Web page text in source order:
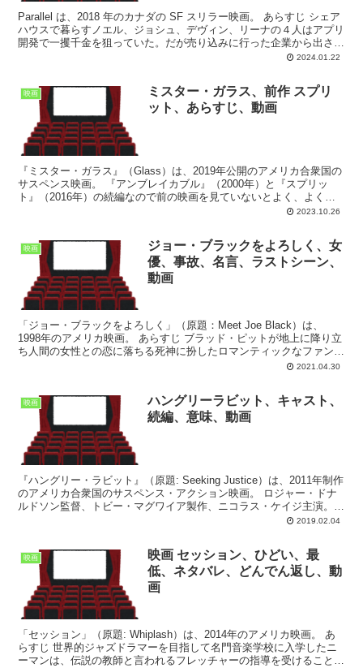
Parallel は、2018 年のカナダの SF スリラー映画。 あらすじ シェア
ハウスで暮らすノエル、ジョシュ、デヴィン、リーナの４人はアプリ
開発で一攫千金を狙っていた。だが売り込みに行った企業から出され
2024.01.22
映画
ミスター・ガラス、前作 スプリ
ット、あらすじ、動画
『ミスター・ガラス』（Glass）は、2019年公開のアメリカ合衆国の
サスペンス映画。 『アンブレイカブル』（2000年）と『スプリッ
ト』（2016年）の続編なので前の映画を見ていないとよく、よくわ
2023.10.26
映画
ジョー・ブラックをよろしく、女
優、事故、名言、ラストシーン、
動画
「ジョー・ブラックをよろしく」（原題：Meet Joe Black）は、
1998年のアメリカ映画。 あらすじ ブラッド・ピットが地上に降り立
ち人間の女性との恋に落ちる死神に扮したロマンティックなファンタ
2021.04.30
映画
ハングリーラビット、キャスト、
続編、意味、動画
『ハングリー・ラビット』（原題: Seeking Justice）は、2011年制作
のアメリカ合衆国のサスペンス・アクション映画。 ロジャー・ドナ
ルドソン監督、トビー・マグワイア製作、ニコラス・ケイジ主演。ケ
2019.02.04
映画
映画 セッション、ひどい、最
低、ネタバレ、どんでん返し、動
画
「セッション」（原題: Whiplash）は、2014年のアメリカ映画。 あ
らすじ 世界的ジャズドラマーを目指して名門音楽学校に入学したニ
ーマンは、伝説の教師と言われるフレッチャーの指導を受けること